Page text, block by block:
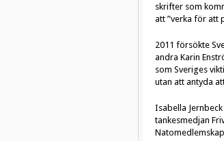
skrifter som
att ”verka för att
2011 försökte
andra Karin
som Sveriges
utan att antyda
Isabella
tankesmedjan